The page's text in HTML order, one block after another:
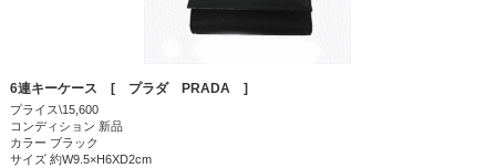
6連キーケース [ プラダ PRADA ]
プライス\15,600
コンディション 新品
カラー ブラック
サイズ 約W9.5×H6XD2cm